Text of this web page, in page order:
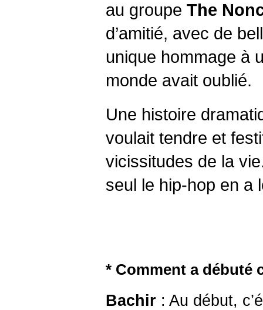
au groupe The
d’amitié, avec de
unique hommage à
monde avait oublié.
Une histoire
voulait tendre et
vicissitudes de la
seul le hip-hop en a
* Comment a débuté
Bachir : Au début,